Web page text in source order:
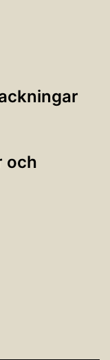
och